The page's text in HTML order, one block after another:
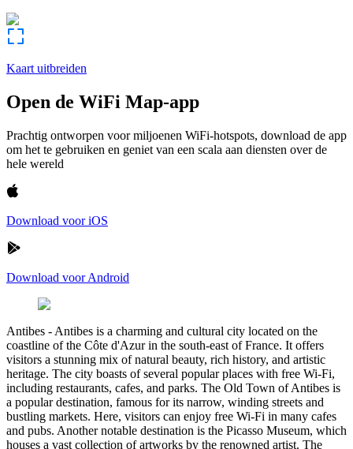
Kaart uitbreiden
Open de WiFi Map-app
Prachtig ontworpen voor miljoenen WiFi-hotspots, download de app
om het te gebruiken en geniet van een scala aan diensten over de
hele wereld
Download voor iOS
Download voor Android
Antibes - Antibes is a charming and cultural city located on the
coastline of the Côte d'Azur in the south-east of France. It offers
visitors a stunning mix of natural beauty, rich history, and artistic
heritage. The city boasts of several popular places with free Wi-Fi,
including restaurants, cafes, and parks. The Old Town of Antibes is
a popular destination, famous for its narrow, winding streets and
bustling markets. Here, visitors can enjoy free Wi-Fi in many cafes
and pubs. Another notable destination is the Picasso Museum, which
houses a vast collection of artworks by the renowned artist. The